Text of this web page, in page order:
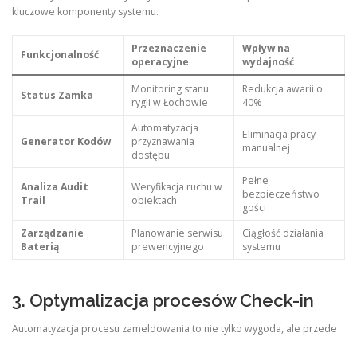
kluczowe komponenty systemu.
Funkcjonalność
Przeznaczenie
operacyjne
Wpływ na
wydajność
Status Zamka
Monitoring stanu
rygli w Łochowie
Redukcja awarii o
40%
Generator Kodów
Automatyzacja
przyznawania
dostępu
Eliminacja pracy
manualnej
Analiza Audit
Trail
Weryfikacja ruchu w
obiektach
Pełne
bezpieczeństwo
gości
Zarządzanie
Baterią
Planowanie serwisu
prewencyjnego
Ciągłość działania
systemu
3. Optymalizacja procesów Check-in
Automatyzacja procesu zameldowania to nie tylko wygoda, ale przede